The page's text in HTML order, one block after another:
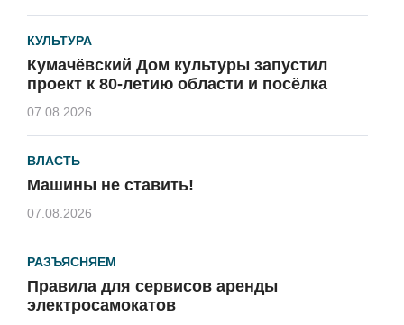
КУЛЬТУРА
Кумачёвский Дом культуры запустил
проект к 80-летию области и посёлка
07.08.2026
ВЛАСТЬ
Машины не ставить!
07.08.2026
РАЗЪЯСНЯЕМ
Правила для сервисов аренды
электросамокатов